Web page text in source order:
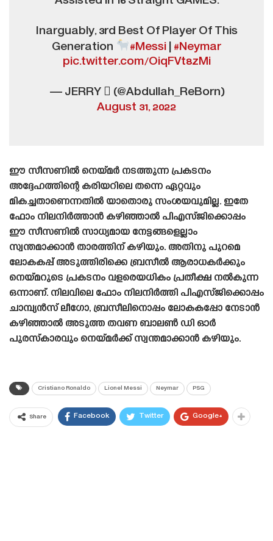
Inarguably, 3rd Best Of Player Of This
Generation
#Messi| #Neymar
pic.twitter.com/OiqFVt8zMi
— JERRY  (@Abdullah_ReBorn)
August 31, 2022
ഈ സീസണിൽ നെയ്‌മർ നടത്തുന്ന പ്രകടനം
അദ്ദേഹത്തിന്റെ കരിയറിലെ തന്നെ ഏറ്റവും
മികച്ചതാണെന്നതിൽ യാതൊരു സംശയവുമില്ല. ഇതേ
ഫോം നിലനിർത്താൻ കഴിഞ്ഞാൽ പിഎസ്‌ജിക്കൊപ്പം
ഈ സീസണിൽ സാധ്യമായ നേട്ടങ്ങളെല്ലാം
സ്വന്തമാക്കാൻ താരത്തിന് കഴിയും. അതിനു പുറമെ
ലോകകപ്പ് അടുത്തിരിക്കെ ബ്രസീൽ ആരാധകർക്കും
നെയ്‌മറുടെ പ്രകടനം വളരെയധികം പ്രതീക്ഷ നൽകുന്ന
ഒന്നാണ്. നിലവിലെ ഫോം നിലനിർത്തി പിഎസ്‌ജിക്കൊപ്പം
ചാമ്പ്യൻസ് ലീഗോ, ബ്രസീലിനൊപ്പം ലോകകപ്പോ നേടാൻ
കഴിഞ്ഞാൽ അടുത്ത തവണ ബാലൺ ഡി ഓർ
പുരസ്‌കാരവും നെയ്‌മർക്ക് സ്വന്തമാക്കാൻ കഴിയും.
Cristiano Ronaldo Lionel Messi Neymar PSG
Share Facebook Twitter Google+